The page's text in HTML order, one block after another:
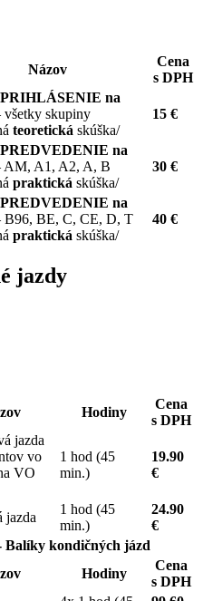
Názov
Cena
s DPH
na
všetky skupiny
teoretická skúška/
15 €
na
AM, A1, A2, A, B
praktická skúška/
30 €
na
B96, BE, C, CE, D, T
praktická skúška/
40 €
jazdy
Hodiny
Cena
s DPH
jazda
vo
VO
1 hod (45
min.)
19.90
€
jazda
1 hod (45
min.)
24.90
€
Balíky kondičných jázd
Hodiny
Cena
s DPH